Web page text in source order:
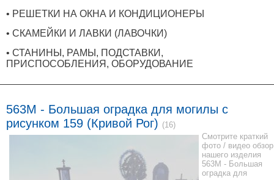
• РЕШЕТКИ НА ОКНА И КОНДИЦИОНЕРЫ
• СКАМЕЙКИ И ЛАВКИ (ЛАВОЧКИ)
• СТАНИНЫ, РАМЫ, ПОДСТАВКИ,
ПРИСПОСОБЛЕНИЯ, ОБОРУДОВАНИЕ
563M - Большая оградка для могилы с
рисунком 159 (Кривой Рог) (16)
Смотрите краткий
фото / видео обзор
нашего изделия
563M - Большая
оградка для